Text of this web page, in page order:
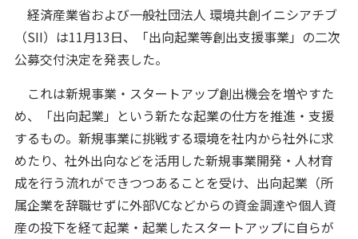
経済産業省および一般社団法人 環境共創イニシアチブ
（SII）は11月13日、「出向起業等創出支援事業」の二次
公募交付決定を発表した。
これは新規事業・スタートアップ創出機会を増やすた
め、「出向起業」という新たな起業の仕方を推進・支援
するもの。新規事業に挑戦する環境を社内から社外に求
めたり、社外出向などを活用した新規事業開発・人材育
成を行う流れができつつあることを受け、出向起業（所
属企業を辞職せずに外部VCなどからの資金調達や個人資
産の投下を経て起業・起業したスタートアップに自らが